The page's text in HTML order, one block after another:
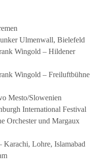
Ulmenwall, Bielefeld
Wingold – Hildener
Wingold – Freiluftbühne
Mesto/Slowenien
International Festival
Orchester und Margaux
Karachi, Lohre, Islamabad